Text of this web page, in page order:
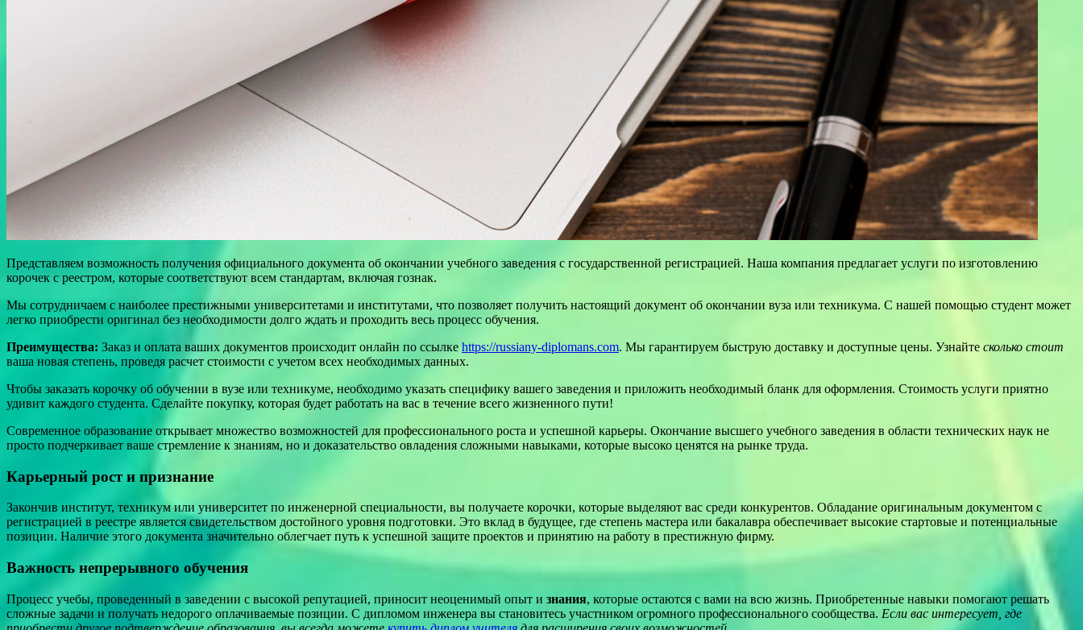
Представляем возможность получения официального документа об окончании учебного заведения с государственной регистрацией. Наша компания предлагает услуги по изготовлению
корочек с реестром, которые соответствуют всем стандартам, включая гознак.
Мы сотрудничаем с наиболее престижными университетами и институтами, что позволяет получить настоящий документ об окончании вуза или техникума. С нашей помощью студент может
легко приобрести оригинал без необходимости долго ждать и проходить весь процесс обучения.
Преимущества: Заказ и оплата ваших документов происходит онлайн по ссылке https://russiany-diplomans.com. Мы гарантируем быструю доставку и доступные цены. Узнайте сколько стоит
ваша новая степень, проведя расчет стоимости с учетом всех необходимых данных.
Чтобы заказать корочку об обучении в вузе или техникуме, необходимо указать специфику вашего заведения и приложить необходимый бланк для оформления. Стоимость услуги приятно
удивит каждого студента. Сделайте покупку, которая будет работать на вас в течение всего жизненного пути!
Современное образование открывает множество возможностей для профессионального роста и успешной карьеры. Окончание высшего учебного заведения в области технических наук не
просто подчеркивает ваше стремление к знаниям, но и доказательство овладения сложными навыками, которые высоко ценятся на рынке труда.
Карьерный рост и признание
Закончив институт, техникум или университет по инженерной специальности, вы получаете корочки, которые выделяют вас среди конкурентов. Обладание оригинальным документом с
регистрацией в реестре является свидетельством достойного уровня подготовки. Это вклад в будущее, где степень мастера или бакалавра обеспечивает высокие стартовые и потенциальные
позиции. Наличие этого документа значительно облегчает путь к успешной защите проектов и принятию на работу в престижную фирму.
Важность непрерывного обучения
Процесс учебы, проведенный в заведении с высокой репутацией, приносит неоценимый опыт и знания, которые остаются с вами на всю жизнь. Приобретенные навыки помогают решать
сложные задачи и получать недорого оплачиваемые позиции. С дипломом инженера вы становитесь участником огромного профессионального сообщества. Если вас интересует, где